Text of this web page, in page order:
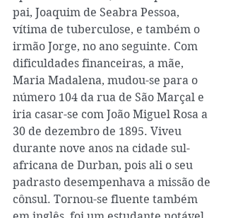
pai, Joaquim de Seabra Pessoa,
vítima de tuberculose, e também o
irmão Jorge, no ano seguinte. Com
dificuldades financeiras, a mãe,
Maria Madalena, mudou-se para o
número 104 da rua de São Marçal e
iria casar-se com João Miguel Rosa a
30 de dezembro de 1895. Viveu
durante nove anos na cidade sul-
africana de Durban, pois ali o seu
padrasto desempenhava a missão de
cônsul. Tornou-se fluente também